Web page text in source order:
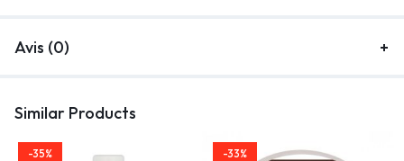
Avis (0)
Similar Products
-35% -33%